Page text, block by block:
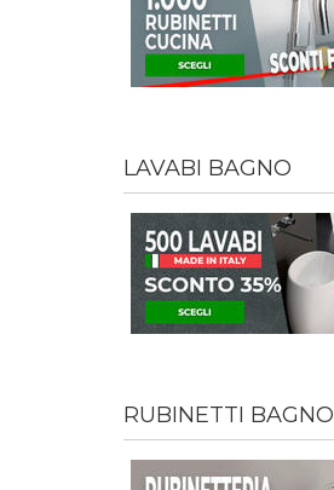
LAVABI BAGNO
RUBINETTI BAGNO